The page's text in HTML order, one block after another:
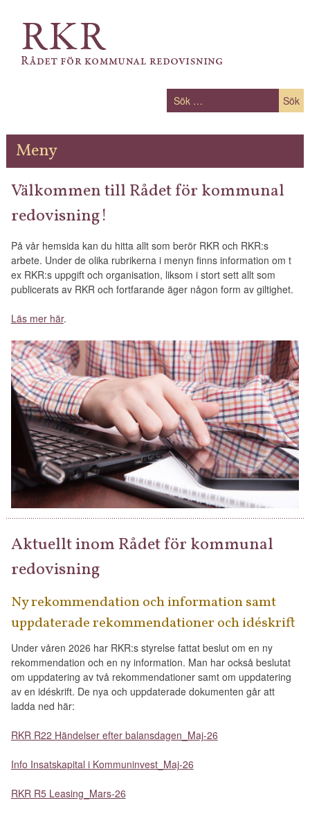
Meny
SKIP
TO
Välkommen till Rådet för kommunal
redovisning!
På vår hemsida kan du hitta allt som berör RKR och RKR:s
arbete. Under de olika rubrikerna i menyn finns information om t
ex RKR:s uppgift och organisation, liksom i stort sett allt som
publicerats av RKR och fortfarande äger någon form av giltighet.
Läs mer här.
Aktuellt inom Rådet för kommunal
redovisning
Ny rekommendation och information samt
uppdaterade rekommendationer och idéskrift
Under våren 2026 har RKR:s styrelse fattat beslut om en ny
rekommendation och en ny information. Man har också beslutat
om uppdatering av två rekommendationer samt om uppdatering
av en idéskrift. De nya och uppdaterade dokumenten går att
ladda ned här:
RKR R22 Händelser efter balansdagen_Maj-26
Info Insatskapital i Kommuninvest_Maj-26
RKR R5 Leasing_Mars-26